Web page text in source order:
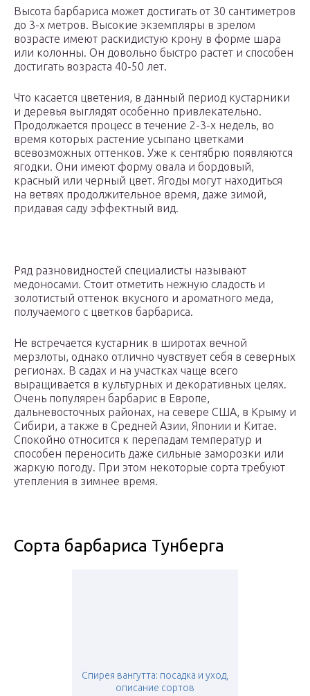
Высота барбариса может достигать от 30 сантиметров
до 3-х метров. Высокие экземпляры в зрелом
возрасте имеют раскидистую крону в форме шара
или колонны. Он довольно быстро растет и способен
достигать возраста 40-50 лет.
Что касается цветения, в данный период кустарники
и деревья выглядят особенно привлекательно.
Продолжается процесс в течение 2-3-х недель, во
время которых растение усыпано цветками
всевозможных оттенков. Уже к сентябрю появляются
ягодки. Они имеют форму овала и бордовый,
красный или черный цвет. Ягоды могут находиться
на ветвях продолжительное время, даже зимой,
придавая саду эффектный вид.
Ряд разновидностей специалисты называют
медоносами. Стоит отметить нежную сладость и
золотистый оттенок вкусного и ароматного меда,
получаемого с цветков барбариса.
Не встречается кустарник в широтах вечной
мерзлоты, однако отлично чувствует себя в северных
регионах. В садах и на участках чаще всего
выращивается в культурных и декоративных целях.
Очень популярен барбарис в Европе,
дальневосточных районах, на севере США, в Крыму и
Сибири, а также в Средней Азии, Японии и Китае.
Спокойно относится к перепадам температур и
способен переносить даже сильные заморозки или
жаркую погоду. При этом некоторые сорта требуют
утепления в зимнее время.
Сорта барбариса Тунберга
Спирея вангутта: посадка и уход,
описание сортов